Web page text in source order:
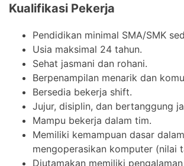
Kualifikasi Pekerja
Pendidikan minimal SMA/SMK
Usia maksimal 24 tahun.
Sehat jasmani dan rohani.
Berpenampilan menarik dan
Bersedia bekerja shift.
Jujur, disiplin, dan bertanggung
Mampu bekerja dalam tim.
Memiliki kemampuan dasar dalam
mengoperasikan komputer (nilai
Diutamakan memiliki